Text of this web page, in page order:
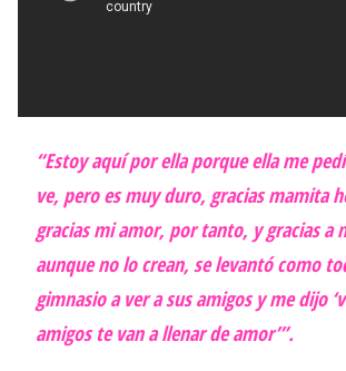
“Estoy aquí por ella porque ella me
ve, pero es muy duro, gracias mamita
gracias mi amor, por tanto, y gracias a
aunque no lo crean, se levantó como
gimnasio a ver a sus amigos y me dijo
amigos te van a llenar de amor’”.